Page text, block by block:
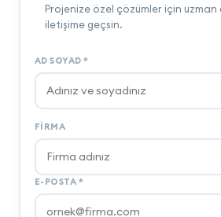
Projenize özel çözümler için uzman
iletişime geçsin.
AD SOYAD *
FIRMA
E-POSTA *